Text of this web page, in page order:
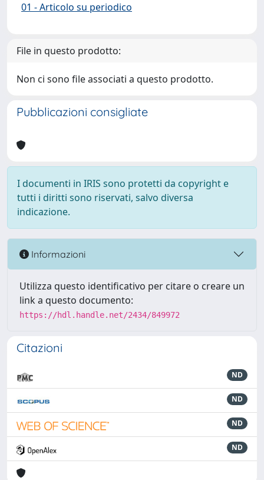
01 - Articolo su periodico
File in questo prodotto:
Non ci sono file associati a questo prodotto.
Pubblicazioni consigliate
I documenti in IRIS sono protetti da copyright e
tutti i diritti sono riservati, salvo diversa
indicazione.
Informazioni
Utilizza questo identificativo per citare o creare un
link a questo documento:
https://hdl.handle.net/2434/849972
Citazioni
ND
ND
ND
ND